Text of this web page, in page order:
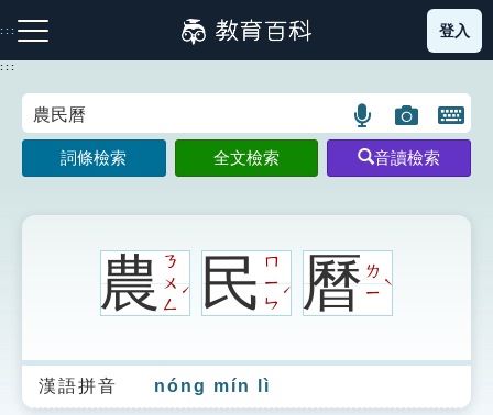
到
主
:::
注音索引圖示 筆畫索引圖示 部首索引表圖示
生字詞彙表
登入
:::
語
言
搜
示
圖
片
搜
開
鍵
圖
詞條檢索 全文檢索 音讀檢索
農ㄋ
ㄨ
ㄥ
ˊ 民ㄇ
ㄧ
ㄣ
ˊ 曆ㄌ
ㄧ
ˋ
漢語拼音 nóng mín lì